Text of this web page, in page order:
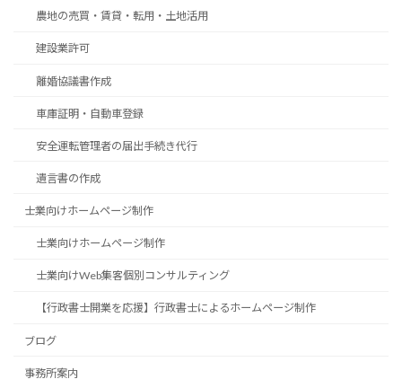
農地の売買・賃貸・転用・土地活用
建設業許可
離婚協議書作成
車庫証明・自動車登録
安全運転管理者の届出手続き代行
遺言書の作成
士業向けホームページ制作
士業向けホームページ制作
士業向けWeb集客個別コンサルティング
【行政書士開業を応援】行政書士によるホームページ制作
ブログ
事務所案内